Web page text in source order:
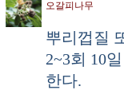
오갈피나무
뿌리껍질
2~3회 10
한다.